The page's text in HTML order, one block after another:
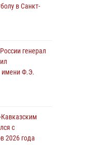
мужчину,
в Санкт-
генерал
имени Ф.Э.
с
2026 года